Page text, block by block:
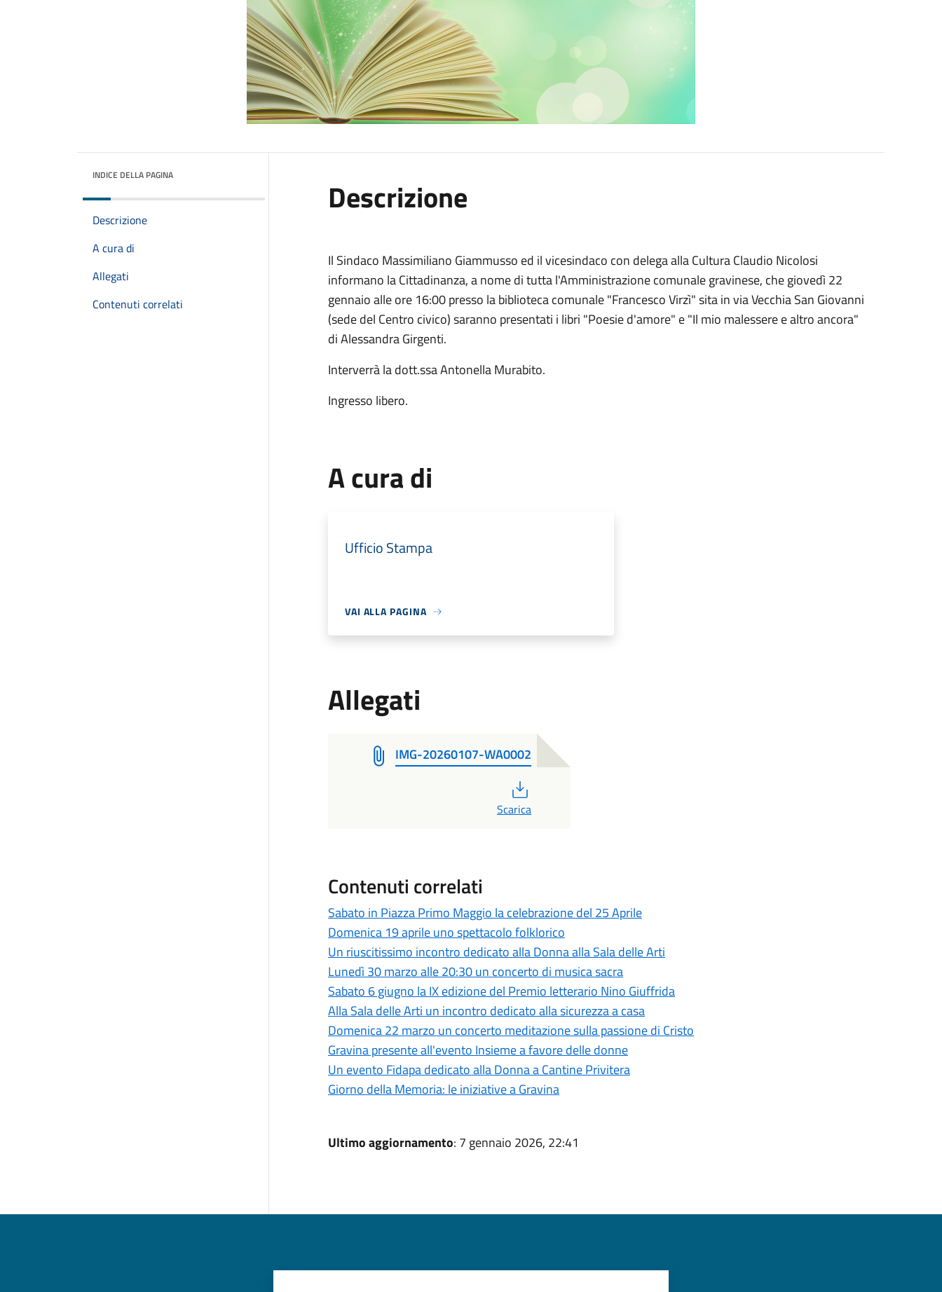
INDICE DELLA PAGINA
Descrizione
A cura di
Allegati
Contenuti correlati
Descrizione
Il Sindaco Massimiliano Giammusso ed il vicesindaco con delega alla Cultura Claudio Nicolosi
informano la Cittadinanza, a nome di tutta l'Amministrazione comunale gravinese, che giovedì 22
gennaio alle ore 16:00 presso la biblioteca comunale "Francesco Virzì" sita in via Vecchia San Giovanni
(sede del Centro civico) saranno presentati i libri "Poesie d'amore" e "Il mio malessere e altro ancora"
di Alessandra Girgenti.
Interverrà la dott.ssa Antonella Murabito.
Ingresso libero.
A cura di
Ufficio Stampa
VAI ALLA PAGINA
Allegati
IMG-20260107-WA0002
Scarica
Contenuti correlati
Sabato in Piazza Primo Maggio la celebrazione del 25 Aprile
Domenica 19 aprile uno spettacolo folklorico
Un riuscitissimo incontro dedicato alla Donna alla Sala delle Arti
Lunedì 30 marzo alle 20:30 un concerto di musica sacra
Sabato 6 giugno la IX edizione del Premio letterario Nino Giuffrida
Alla Sala delle Arti un incontro dedicato alla sicurezza a casa
Domenica 22 marzo un concerto meditazione sulla passione di Cristo
Gravina presente all'evento Insieme a favore delle donne
Un evento Fidapa dedicato alla Donna a Cantine Privitera
Giorno della Memoria: le iniziative a Gravina
Ultimo aggiornamento: 7 gennaio 2026, 22:41